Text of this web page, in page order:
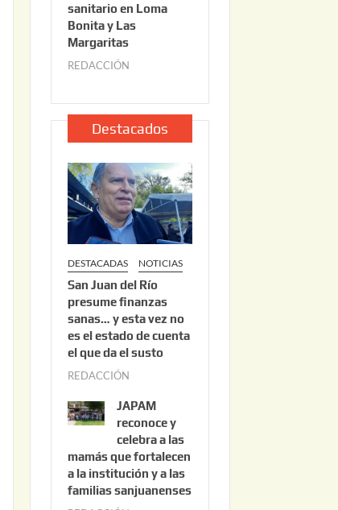
2
2
2
6
sanitario en Loma
Bonita y Las
Margaritas
REDACCIÓN
l
i
o
2
2
,
2
0
2
6
Destacados
DESTACADAS NOTICIAS
San Juan del Río
presume finanzas
sanas… y esta vez no
es el estado de cuenta
el que da el susto
REDACCIÓN
s
t
o
3
JAPAM
reconoce y
celebra a las
mamás que fortalecen
a la institución y a las
familias sanjuanenses